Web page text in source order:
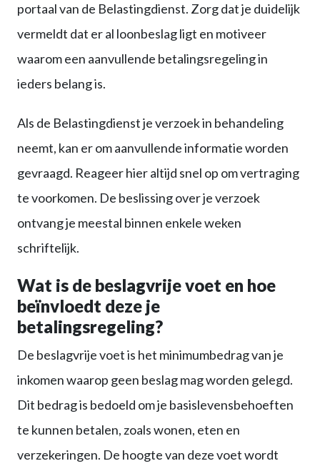
portaal van de Belastingdienst. Zorg dat je duidelijk
vermeldt dat er al loonbeslag ligt en motiveer
waarom een aanvullende betalingsregeling in
ieders belang is.
Als de Belastingdienst je verzoek in behandeling
neemt, kan er om aanvullende informatie worden
gevraagd. Reageer hier altijd snel op om vertraging
te voorkomen. De beslissing over je verzoek
ontvang je meestal binnen enkele weken
schriftelijk.
Wat is de beslagvrije voet en hoe
beïnvloedt deze je
betalingsregeling?
De beslagvrije voet is het minimumbedrag van je
inkomen waarop geen beslag mag worden gelegd.
Dit bedrag is bedoeld om je basislevensbehoeften
te kunnen betalen, zoals wonen, eten en
verzekeringen. De hoogte van deze voet wordt